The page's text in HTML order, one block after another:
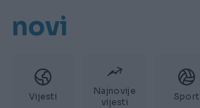
novi
Vijesti
Najnovije
vijesti
Sport